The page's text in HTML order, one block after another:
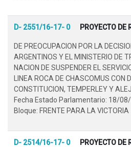
D- 2551/16-17- 0 PROYECTO DE
DE PREOCUPACION POR LA
ARGENTINOS Y EL MINISTERIO DE
NACION DE SUSPENDER EL
LINEA ROCA DE CHASCOMUS CON
CONSTITUCION, TEMPERLEY Y
Fecha Estado Parlamentario: 18/
Bloque: FRENTE PARA LA VICTORIA
D- 2514/16-17- 0 PROYECTO DE